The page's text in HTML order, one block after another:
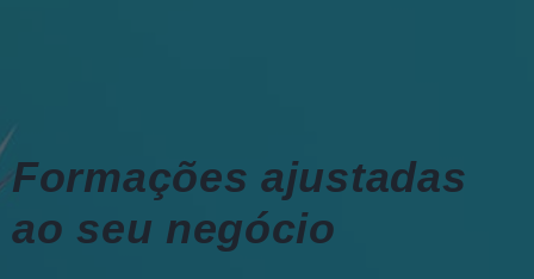
Formações ajustadas
ao seu negócio